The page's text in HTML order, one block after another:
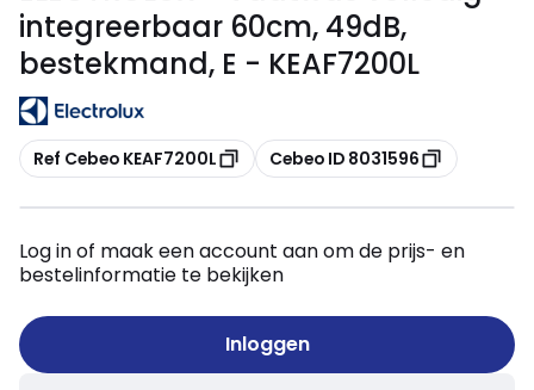
integreerbaar 60cm, 49dB,
bestekmand, E - KEAF7200L
Kopiëren
Ref Cebeo KEAF7200L Kopiëren
Cebeo ID 8031596
Log in of maak een account aan om de prijs- en
bestelinformatie te bekijken
Inloggen